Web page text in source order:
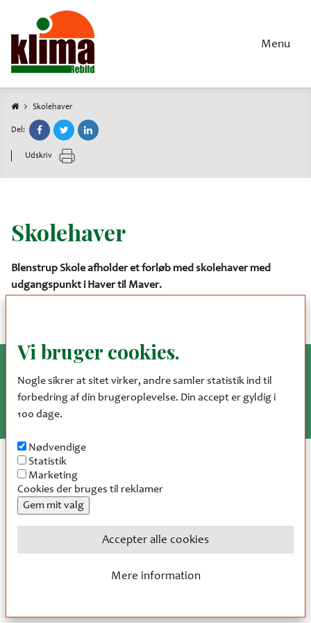
hovedindhold
Menu
Brødkrumme
Skolehaver
Del:
Udskriv
Skolehaver
Blenstrup Skole afholder et forløb med skolehaver med
udgangspunkt i Haver til Maver.
Vi bruger cookies.
Nogle sikrer at sitet virker, andre samler statistik ind til
forbedring af din brugeroplevelse. Din accept er gyldig i
100 dage.
Nødvendige
Statistik
Marketing
Cookies der bruges til reklamer
Gem mit valg
Accepter alle cookies
Træk samtykke tilbage
Mere information